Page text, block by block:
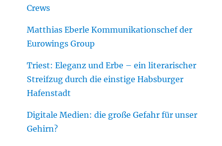
Crews
Matthias Eberle Kommunikationschef der
Eurowings Group
Triest: Eleganz und Erbe – ein literarischer
Streifzug durch die einstige Habsburger
Hafenstadt
Digitale Medien: die große Gefahr für unser
Gehirn?